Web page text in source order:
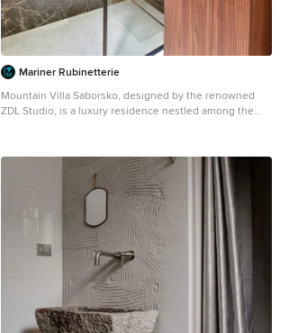
Mariner Rubinetterie
Mountain Villa Saborsko, designed by the renowned
ZDL Studio, is a luxury residence nestled among the
creating a unique environment that blends design and
the surrounding landscape. Mariner Rubinetterie was
honored to contribute the LOGICA collection,
integrating its faucets with contemporary aesthetics
and advanced functionality. The clean lines and
stainless steel finishes of the LOGICA collection blend
perfectly with the villa's minimalist architecture,
elevating the living experience with a touch of
elegance and practicality. This collaboration fully
expresses Mariner's mission: to bring innovation to the
world of faucets, making every space unique and
sophisticated.